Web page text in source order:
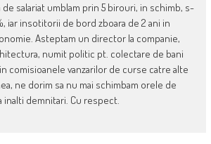
de salariat umblam prin 5 birouri, in schimb, s-
iar insotitorii de bord zboara de 2 ani in
Asteptam un director la companie,
numit politic pt. colectare de bani
comisioanele vanzarilor de curse catre alte
ne dorim sa nu mai schimbam orele de
inalti demnitari. Cu respect.